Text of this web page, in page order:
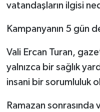
vatandaşların ilgisi
Kampanyanın 5 gün
Vali Ercan Turan,
yalnızca bir sağlık
insani bir sorumluluk
Ramazan sonrasında